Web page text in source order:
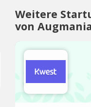
Weitere
von